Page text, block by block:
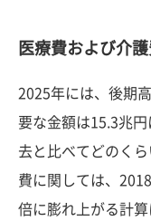
医療費および介
2025年には、後期
要な金額は15.3兆
去と比べてどのく
費に関しては、
倍に膨れ上がる計算